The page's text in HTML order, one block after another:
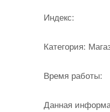
Индекс:
Категория:
Время работы:
Данная